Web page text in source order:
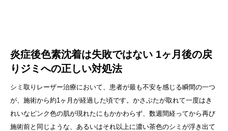
炎症後色素沈着は失敗ではない 1ヶ月後の戻
りジミへの正しい対処法
シミ取りレーザー治療において、患者が最も不安を感じる瞬間の一つ
が、施術から約1ヶ月が経過した頃です。かさぶたが取れて一度はき
れいなピンク色の肌が現れたにもかかわらず、数週間経ってから再び
施術前と同じような、あるいはそれ以上に濃い茶色のシミが浮き出て